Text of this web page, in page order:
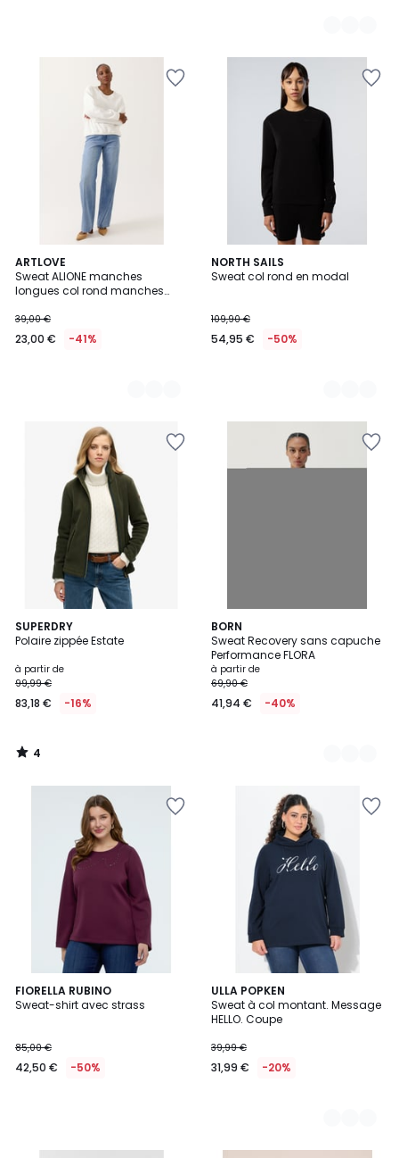
ARTLOVE
Sweat ALIONE manches
longues col rond manches
39,00 €
23,00 € -41%
2
Couleurs
NORTH SAILS
Sweat col rond en modal
109,90 €
54,95 € -50%
2
Couleurs
SUPERDRY
Polaire zippée Estate
à partir de
99,99 €
83,18 € -16%
4
/
4
/
BORN
Sweat Recovery sans capuche
Performance FLORA
à partir de
69,90 €
41,94 € -40%
4
Couleurs
FIORELLA RUBINO
Sweat-shirt avec strass
85,00 €
42,50 € -50%
ULLA POPKEN
Sweat à col montant. Message
HELLO. Coupe
39,99 €
31,99 € -20%
2
Couleurs